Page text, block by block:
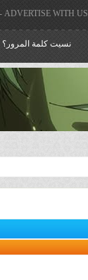
ADVERTISE WITH US - أعلن لدينا
نسيت كلمة المرور؟